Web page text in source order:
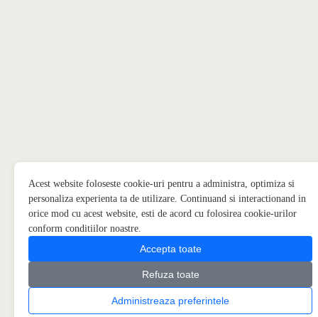
Acest website foloseste cookie-uri pentru a administra, optimiza si
personaliza experienta ta de utilizare. Continuand si interactionand in
orice mod cu acest website, esti de acord cu folosirea cookie-urilor
conform conditiilor noastre.
Accepta toate
Refuza toate
Administreaza preferintele